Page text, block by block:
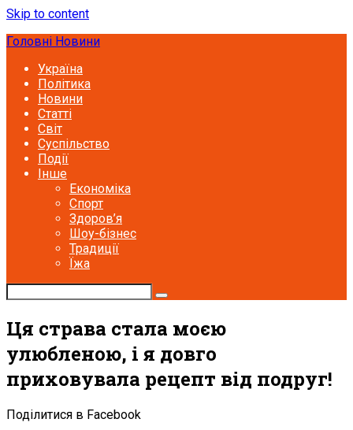
Skip to content
Головні Новини
Україна
Політика
Новини
Статті
Світ
Суспільство
Події
Інше
Економіка
Спорт
Здоров’я
Шоу-бізнес
Традиції
Їжа
Ця страва стала моєю
улюбленою, і я довго
приховувала рецепт від подруг!
Поділитися в Facebook